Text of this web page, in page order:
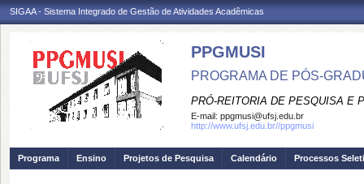
SIGAA - Sistema Integrado de Gestão de Atividades Acadêmicas
PPGMUSI
PROGRAMA DE PÓS-
PRÓ-REITORIA DE PESQUISA E
E-mail: ppgmusi@ufsj.edu.br
http://www.ufsj.edu.br//ppgmusi
Programa Ensino Projetos de Pesquisa Calendário Processos